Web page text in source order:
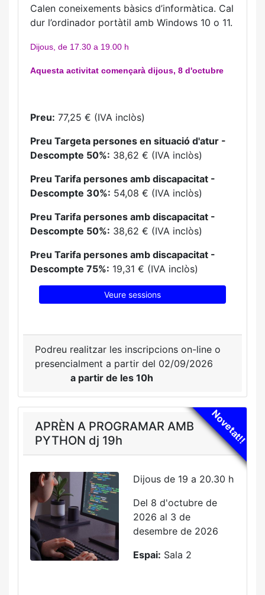
Calen coneixements bàsics d’informàtica. Cal
dur l’ordinador portàtil amb Windows 10 o 11.
Dijous, de 17.30 a 19.00 h
Aquesta activitat començarà dijous, 8 d'octubre
Preu: 77,25 € (IVA inclòs)
Preu Targeta persones en situació d'atur -
Descompte 50%: 38,62 € (IVA inclòs)
Preu Tarifa persones amb discapacitat -
Descompte 30%: 54,08 € (IVA inclòs)
Preu Tarifa persones amb discapacitat -
Descompte 50%: 38,62 € (IVA inclòs)
Preu Tarifa persones amb discapacitat -
Descompte 75%: 19,31 € (IVA inclòs)
Veure sessions
Podreu realitzar les inscripcions on-line o
presencialment a partir del 02/09/2026
a partir de les 10h
Novetat!!
APRÈN A PROGRAMAR AMB
PYTHON dj 19h
Dijous de 19 a 20.30 h
Del 8 d'octubre de
2026 al 3 de
desembre de 2026
Espai: Sala 2